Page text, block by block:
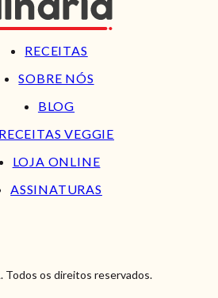
RECEITAS
SOBRE NÓS
BLOG
RECEITAS VEGGIE
LOJA ONLINE
ASSINATURAS
Todos os direitos reservados.